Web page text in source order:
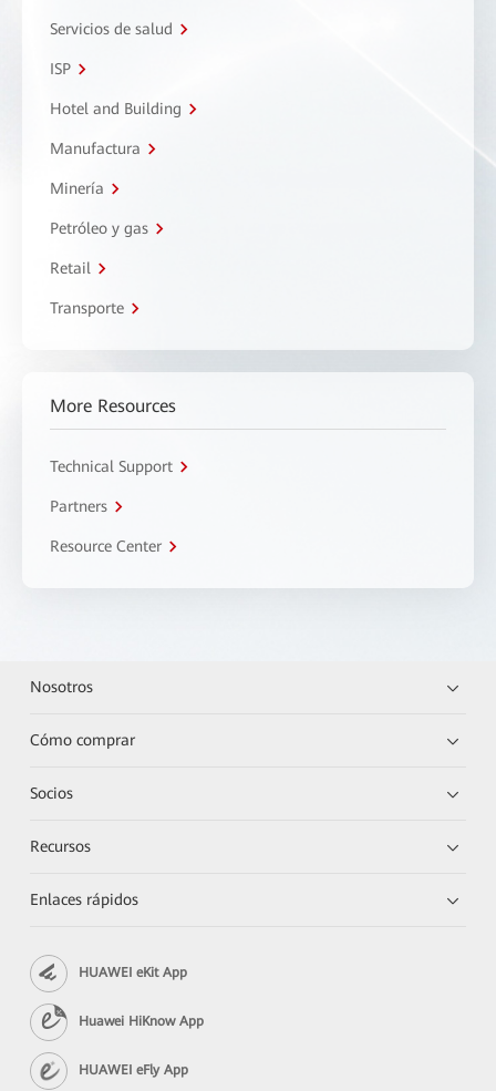
Servicios de salud
ISP
Hotel and Building
Manufactura
Minería
Petróleo y gas
Retail
Transporte
More Resources
Technical Support
Partners
Resource Center
Nosotros
Cómo comprar
Socios
Recursos
Enlaces rápidos
HUAWEI eKit App
Huawei HiKnow App
HUAWEI eFly App